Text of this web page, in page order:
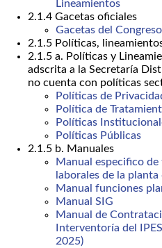
Lineamientos
2.1.4 Gacetas oficiales
Gacetas del Congreso
2.1.5 Políticas,
2.1.5 a. Políticas y
adscrita a la Secretaría
no cuenta con políticas
Políticas de
Política de
Políticas
Políticas Públicas
2.1.5 b. Manuales
Manual especifico
laborales de la
Manual funciones
Manual SIG
Manual de
Interventoría del
2025)